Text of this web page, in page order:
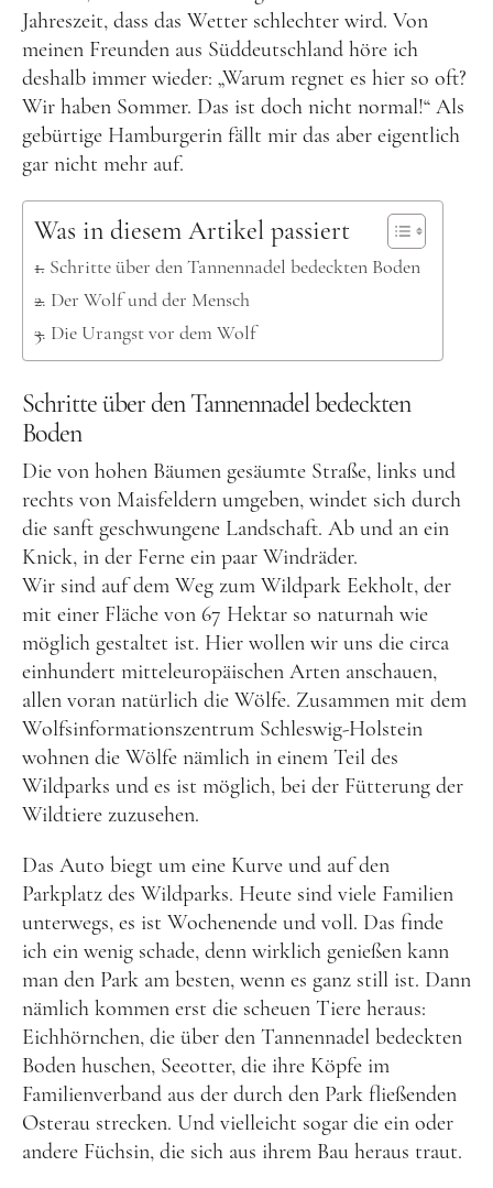
USA
Westküste
Ostküste
Asien
China
Japan
Südkorea
Europa
Lettland
Nordeuropa
Dänemark
Finnland
Norwegen
Schweden
Osteuropa
Bosnien und Herzegowina
Moldau
Polen
Rumänien
Slowakei
Tschechien
Ungarn
Südeuropa
Griechenland
Jahreszeit, dass das Wetter schlechter wird. Von
meinen Freunden aus Süddeutschland höre ich
deshalb immer wieder: „Warum regnet es hier so oft?
Wir haben Sommer. Das ist doch nicht normal!“ Als
gebürtige Hamburgerin fällt mir das aber eigentlich
gar nicht mehr auf.
Was in diesem Artikel passiert
Schritte über den Tannennadel bedeckten Boden
Der Wolf und der Mensch
Die Urangst vor dem Wolf
Schritte über den Tannennadel bedeckten
Boden
Die von hohen Bäumen gesäumte Straße, links und
rechts von Maisfeldern umgeben, windet sich durch
die sanft geschwungene Landschaft. Ab und an ein
Knick, in der Ferne ein paar Windräder.
Wir sind auf dem Weg zum Wildpark Eekholt, der
mit einer Fläche von 67 Hektar so naturnah wie
möglich gestaltet ist. Hier wollen wir uns die circa
einhundert mitteleuropäischen Arten anschauen,
allen voran natürlich die Wölfe. Zusammen mit dem
Wolfsinformationszentrum Schleswig-Holstein
wohnen die Wölfe nämlich in einem Teil des
Wildparks und es ist möglich, bei der Fütterung der
Wildtiere zuzusehen.
Das Auto biegt um eine Kurve und auf den
Parkplatz des Wildparks. Heute sind viele Familien
unterwegs, es ist Wochenende und voll. Das finde
ich ein wenig schade, denn wirklich genießen kann
man den Park am besten, wenn es ganz still ist. Dann
nämlich kommen erst die scheuen Tiere heraus:
Eichhörnchen, die über den Tannennadel bedeckten
Boden huschen, Seeotter, die ihre Köpfe im
Familienverband aus der durch den Park fließenden
Osterau strecken. Und vielleicht sogar die ein oder
andere Füchsin, die sich aus ihrem Bau heraus traut.